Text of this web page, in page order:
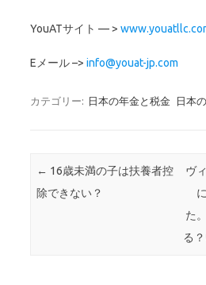
YouATサイト — >
Eメール –> info@youat-jp.com
カテゴリー: 日本の年金と税金 日本
投稿ナビゲーション
← 16歳未満の子は扶養者控
除できない？
ヴ
た
る